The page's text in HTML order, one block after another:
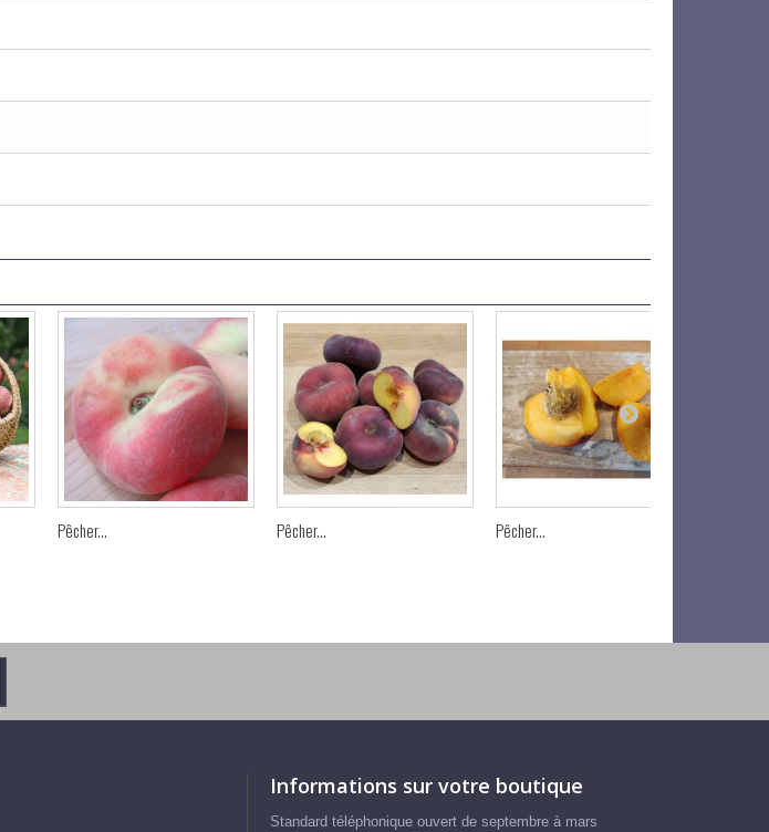
Pêcher... Pêcher... Pêcher...
Informations sur votre boutique
Standard téléphonique ouvert de septembre à mars